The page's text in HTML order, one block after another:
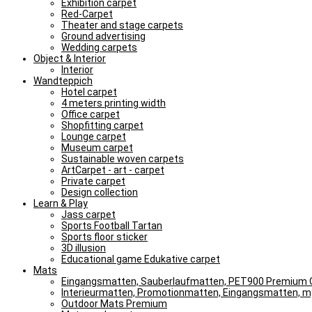
Exhibition carpet
Red-Carpet
Theater and stage carpets
Ground advertising
Wedding carpets
Object & Interior
Interior
Wandteppich
Hotel carpet
4 meters printing width
Office carpet
Shopfitting carpet
Lounge carpet
Museum carpet
Sustainable woven carpets
ArtCarpet - art - carpet
Private carpet
Design collection
Learn & Play
Jass carpet
Sports Football Tartan
Sports floor sticker
3D illusion
Educational game Edukative carpet
Mats
Eingangsmatten, Sauberlaufmatten, PET900 Premium
Interieurmatten, Promotionmatten, Eingangsmatten,
Outdoor Mats Premium